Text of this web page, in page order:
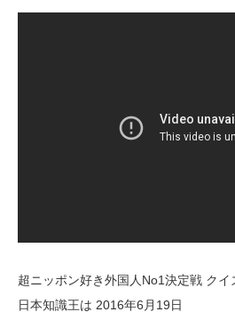
超ニッポン好き外国人No1決定戦 ク
日本知識王は 2016年6月19日